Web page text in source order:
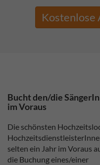
Kostenlose
Bucht den/die
im Voraus
Die schönsten
selten ein Jahr im Voraus
die Buchung eines/einer